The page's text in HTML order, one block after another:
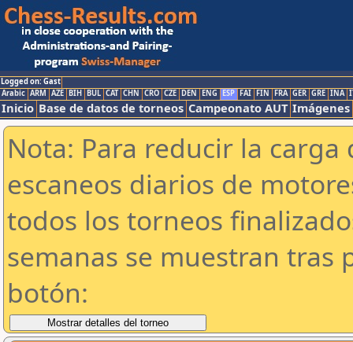
Logged on: Gast
Arabic ARM AZE BIH BUL CAT CHN CRO CZE DEN ENG ESP FAI FIN FRA GER GRE INA
Inicio Base de datos de torneos Campeonato AUT Imágenes
Nota: Para reducir la
escaneos diarios de
todos los torneos
semanas se muestran tras
botón: